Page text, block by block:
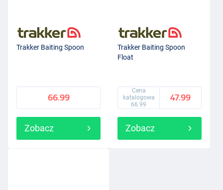
Trakker Baiting Spoon
66.99
Zobacz
Trakker Baiting Spoon
Float
Cena
katalogowa
66.99
47.99
Zobacz